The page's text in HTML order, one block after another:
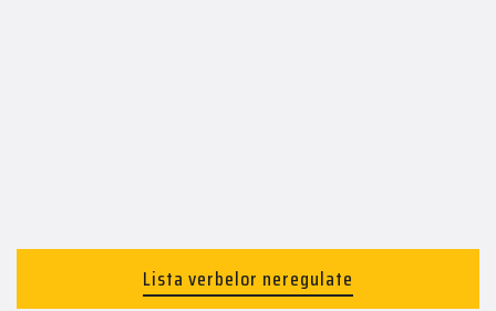
Lista verbelor neregulate